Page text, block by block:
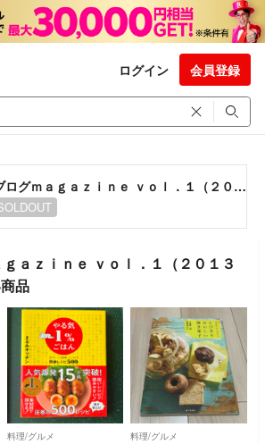
ログイン 会員登録
レシピブログｍａｇａｚｉｎｅ ｖｏｌ．１（２０１３ Ａｕｔｕ
ｇａｚｉｎｅ ｖｏｌ．１（２０１３
品
料理/グルメ 料理/グルメ